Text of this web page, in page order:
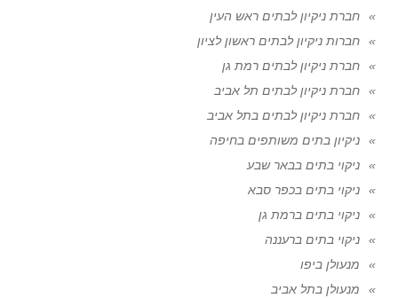
חברת ניקיון לבתים ראש העין
חברות ניקיון לבתים ראשון לציון
חברת ניקיון לבתים רמת גן
חברת ניקיון לבתים תל אביב
חברת ניקיון לבתים בתל אביב
ניקיון בתים משותפים בחיפה
ניקוי בתים בבאר שבע
ניקוי בתים בכפר סבא
ניקוי בתים ברמת גן
ניקוי בתים ברעננה
מנעולן ביפו
מנעולן בתל אביב